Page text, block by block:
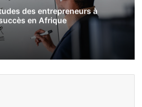
des entrepreneurs à
en Afrique